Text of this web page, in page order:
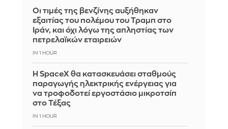
Οι τιμές της βενζίνης αυξήθηκαν
εξαιτίας του πολέμου του Τραμπ στο
Ιράν, και όχι λόγω της απληστίας των
πετρελαϊκών εταιρειών
IN 1 HOUR
Η SpaceX θα κατασκευάσει σταθμούς
παραγωγής ηλεκτρικής ενέργειας για
να τροφοδοτεί εργοστάσιο μικροτσίπ
στο Τέξας
IN 1 HOUR